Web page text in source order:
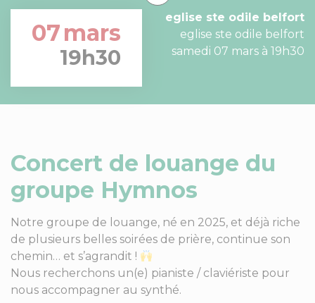
07mars
19h30
eglise ste odile belfort
eglise ste odile belfort
samedi 07 mars à 19h30
Concert de louange du
groupe Hymnos
Notre groupe de louange, né en 2025, et déjà riche
de plusieurs belles soirées de prière, continue son
chemin… et s’agrandit !
Nous recherchons un(e) pianiste / claviériste pour
nous accompagner au synthé.